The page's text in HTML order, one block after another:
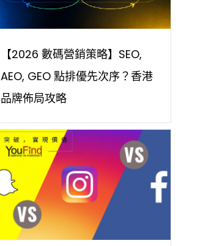
【2026 數碼營銷策略】SEO,
AEO, GEO 點排優先次序？香港
品牌佈局攻略